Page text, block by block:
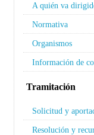
A quién va
Normativa
Organismos
Información de
Tramitación
Solicitud y
Resolución y